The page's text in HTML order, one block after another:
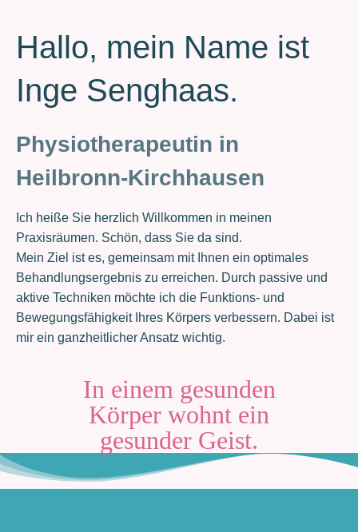
Hallo, mein Name ist
Inge Senghaas.
Physiotherapeutin in
Heilbronn-Kirchhausen
Ich heiße Sie herzlich Willkommen in meinen
Praxisräumen. Schön, dass Sie da sind.
Mein Ziel ist es, gemeinsam mit Ihnen ein optimales
Behandlungsergebnis zu erreichen. Durch passive und
aktive Techniken möchte ich die Funktions- und
Bewegungsfähigkeit Ihres Körpers verbessern. Dabei ist
mir ein ganzheitlicher Ansatz wichtig.
In einem gesunden
Körper wohnt ein
gesunder Geist.